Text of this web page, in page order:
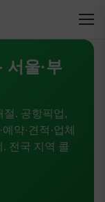
울·부
절. 공항픽업,
약·견적·업체
전국 지역 콜